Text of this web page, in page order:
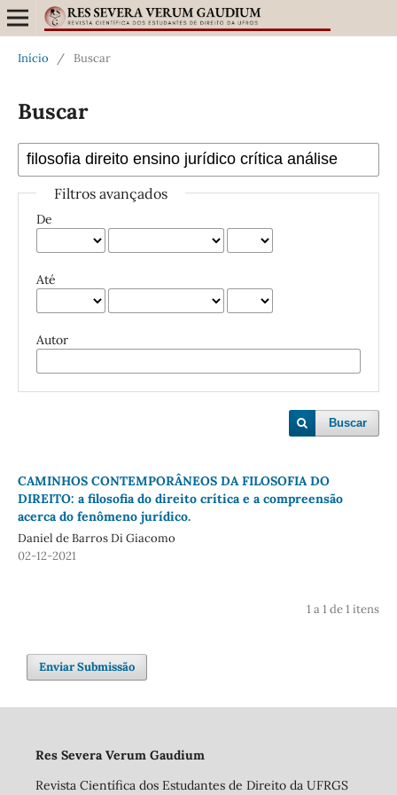
Início / Buscar
Buscar
Filtros avançados
De
Até
Autor
Buscar
CAMINHOS CONTEMPORÂNEOS DA FILOSOFIA DO
DIREITO: a filosofia do direito crítica e a compreensão
acerca do fenômeno jurídico.
Daniel de Barros Di Giacomo
02-12-2021
1 a 1 de 1 itens
Enviar Submissão
Res Severa Verum Gaudium
Revista Científica dos Estudantes de Direito da UFRGS